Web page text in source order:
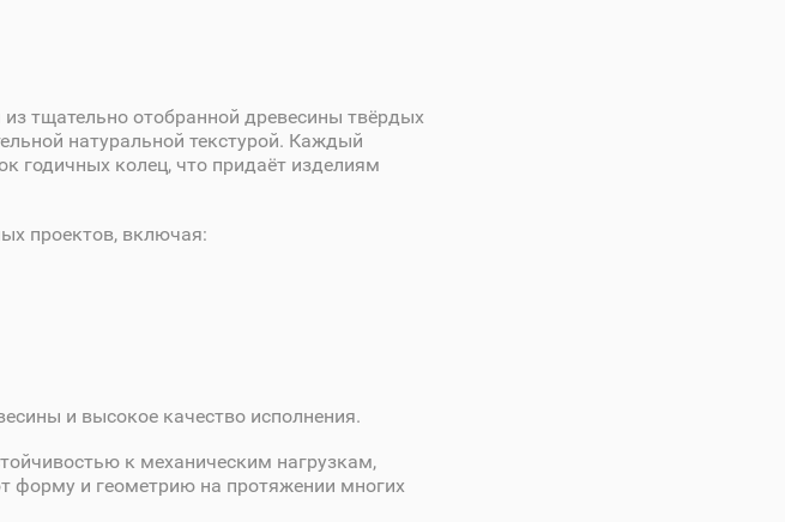
из тщательно отобранной древесины твёрдых
натуральной текстурой. Каждый
годичных колец, что придаёт изделиям
проектов, включая:
и высокое качество исполнения.
к механическим нагрузкам,
форму и геометрию на протяжении многих